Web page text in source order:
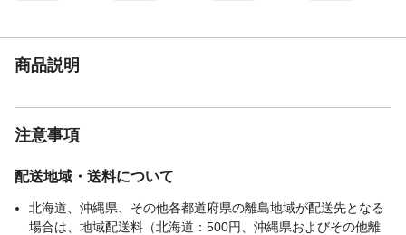
商品説明
注意事項
配送地域・送料について
北海道、沖縄県、その他各都道府県の離島地域が配送先となる
場合は、地域配送料（北海道：500円、沖縄県およびその他離